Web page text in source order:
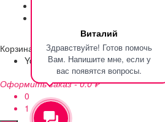
Виталий
Здравствуйте! Готов помочь
Вам. Напишите мне, если у
вас появятся вопросы.
©2012-2023 | Разработано
Корзина
Your cart is empty!Return to shop
Оформить заказ - 0.0 ₽
0
1